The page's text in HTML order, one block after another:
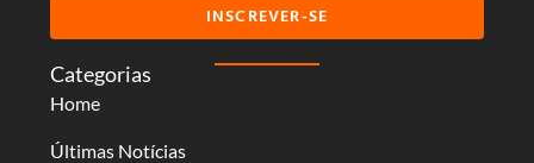
Categorias
Home
Últimas Notícias
INSCREVER-SE